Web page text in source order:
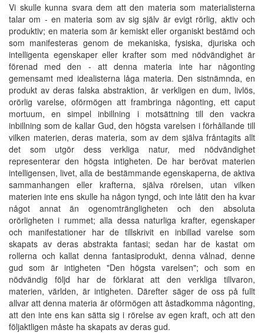
Vi skulle kunna svara dem att den materia som materialisterna
talar om - en materia som av sig själv är evigt rörlig, aktiv och
produktiv; en materia som är kemiskt eller organiskt bestämd och
som manifesteras genom de mekaniska, fysiska, djuriska och
intelligenta egenskaper eller krafter som med nödvändighet är
förenad med den - att denna materia inte har någonting
gemensamt med idealisterna låga materia. Den sistnämnda, en
produkt av deras falska abstraktion, är verkligen en dum, livlös,
orörlig varelse, oförmögen att frambringa någonting, ett caput
mortuum, en simpel inbillning i motsättning till den vackra
inbillning som de kallar Gud, den högsta varelsen i förhållande till
vilken materien, deras materia, som av dem själva fråntagits allt
det som utgör dess verkliga natur, med nödvändighet
representerar den högsta intigheten. De har berövat materien
intelligensen, livet, alla de bestämmande egenskaperna, de aktiva
sammanhangen eller krafterna, själva rörelsen, utan vilken
materien inte ens skulle ha någon tyngd, och inte låtit den ha kvar
något annat än ogenomträngligheten och den absoluta
orörligheten i rummet; alla dessa naturliga krafter, egenskaper
och manifestationer har de tillskrivit en inbillad varelse som
skapats av deras abstrakta fantasi; sedan har de kastat om
rollerna och kallat denna fantasiprodukt, denna vålnad, denne
gud som är intigheten "Den högsta varelsen"; och som en
nödvändig följd har de förklarat att den verkliga tillvaron,
materien, världen, är intigheten. Därefter säger de oss på fullt
allvar att denna materia är oförmögen att åstadkomma någonting,
att den inte ens kan sätta sig i rörelse av egen kraft, och att den
följaktligen måste ha skapats av deras gud.